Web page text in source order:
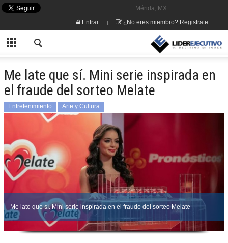
Mérida, MX
Entrar
¿No eres miembro? Registrate
Me late que sí. Mini serie inspirada en
el fraude del sorteo Melate
Entretenimiento Arte y Cultura
Me late que sí. Mini serie inspirada en el fraude del sorteo Melate